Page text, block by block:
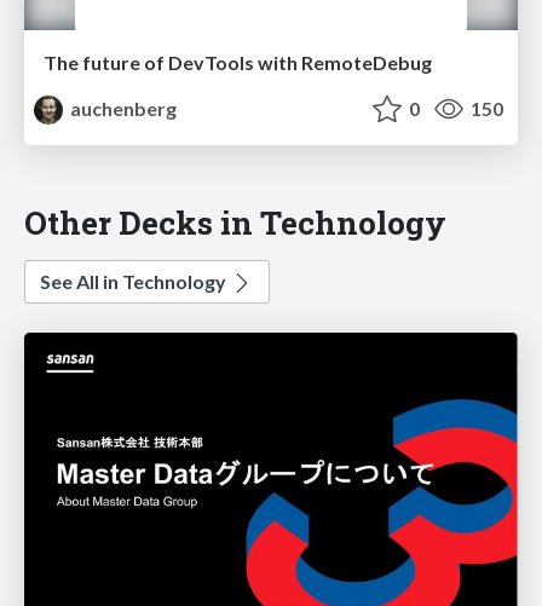
The future of DevTools with RemoteDebug
auchenberg
0 150
Other Decks in Technology
See All in Technology